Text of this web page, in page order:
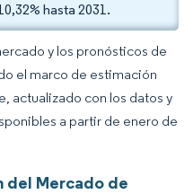
hasta 2031.
y los pronósticos de
el marco de estimación
actualizado con los datos y
a partir de enero de
del Mercado de